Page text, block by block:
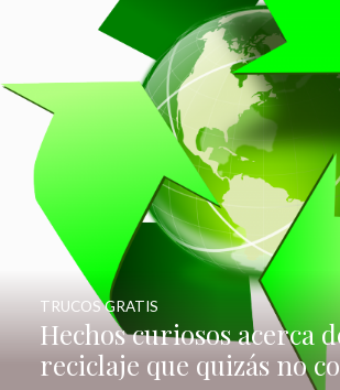
Hechos curiosos acerca
reciclaje que quizás no
TRUCOS GRATIS